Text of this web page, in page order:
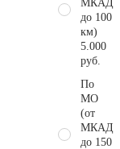
МКАД
до 100
км)
5.000
руб.
По
МО
(от
МКАД
до 150